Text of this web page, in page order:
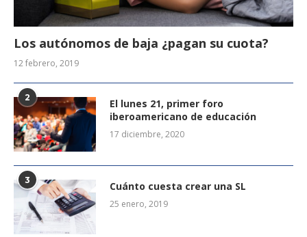
Los autónomos de baja ¿pagan su cuota?
12 febrero, 2019
2
El lunes 21, primer foro
iberoamericano de educación
17 diciembre, 2020
3 Cuánto cuesta crear una SL
25 enero, 2019